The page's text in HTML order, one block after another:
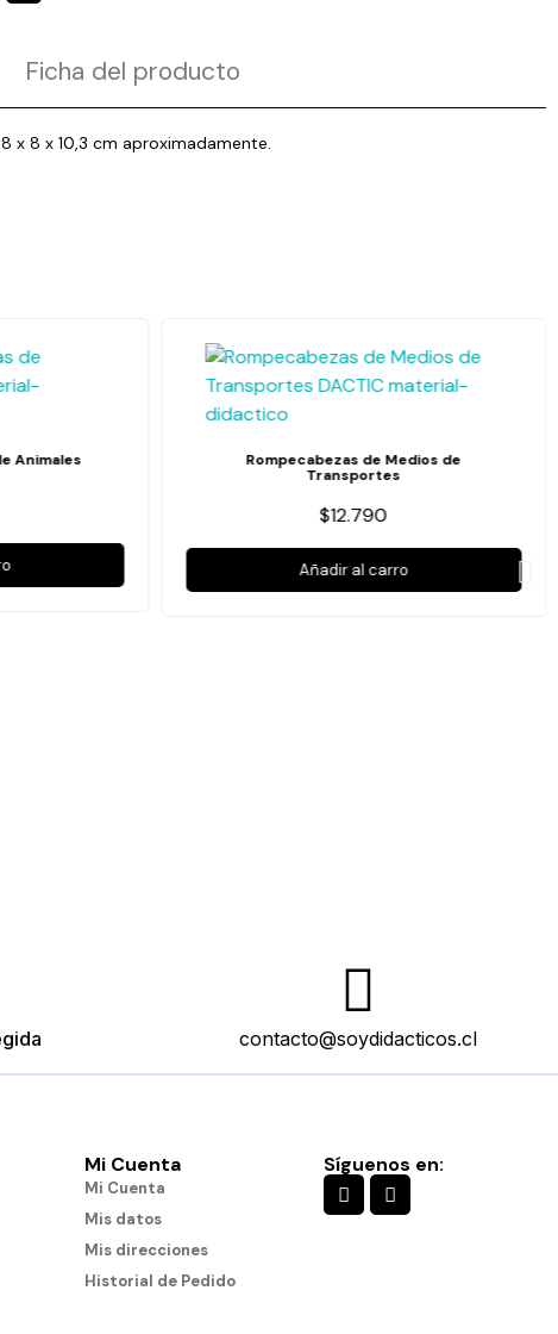
Ficha del producto
x 8 x 10,3 cm aproximadamente.
Animales
Rompecabezas de Medios de
Transportes
$12.790
Añadir al carro
contacto@soydidacticos.cl
Mi Cuenta
Mi Cuenta
Mis datos
Mis direcciones
Historial de Pedido
Síguenos en: